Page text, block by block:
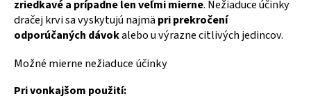
zriedkavé a prípadne len veľmi mierne. Nežiaduce účinky
dračej krvi sa vyskytujú najmäpri prekročení
odporúčaných dávokalebo u výrazne citlivých jedincov.
Možné mierne nežiaduce účinky
Pri vonkajšom použití: